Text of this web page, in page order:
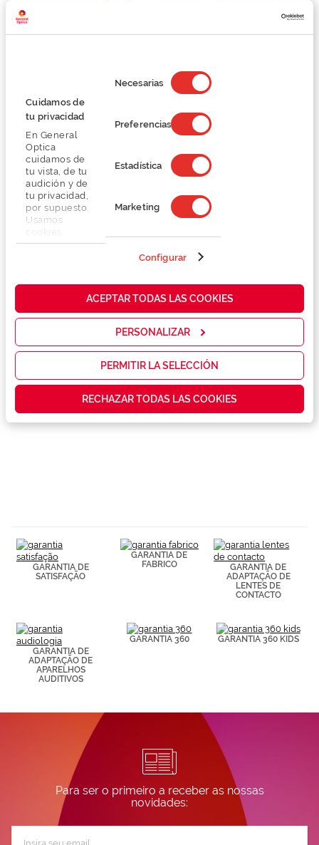
Cuidamos de
tu privacidad
En General
Optica
cuidamos de
tu vista, de tu
audición y de
tu privacidad,
por supuesto.
Usamos
propias y de
cómo mejorar
servicios y
las
que realmente
contenidos
personalizados
Puedes
consultar más
información en
nuestra
de
consentimiento
Necesarias
Preferencias
Estadística
Marketing
Configurar
ACEPTAR TODAS LAS COOKIES
PERSONALIZAR
PERMITIR LA SELECCIÓN
RECHAZAR TODAS LAS COOKIES
Vogue 0VO5426S
70,50 €
Conselhos
Serviços exclusivos
GARANTIA DE
SATISFAÇÃO
GARANTIA DE
FABRICO
GARANTIA DE
ADAPTAÇÃO DE
LENTES DE
CONTACTO
GARANTIA DE
ADAPTAÇÃO DE
APARELHOS
AUDITIVOS
GARANTIA 360 GARANTIA 360 KIDS
Para ser o primeiro a receber as nossas
novidades: